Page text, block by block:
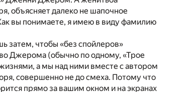
объясняет далеко не шапочное
вы понимаете, я имею в виду фамилию
затем, чтобы «без спойлеров»
Джерома (обычно по одному, «Трое
а мы над ними вместе с автором
совершенно не до смеха. Потому что
прямо за вашим окном и на экранах